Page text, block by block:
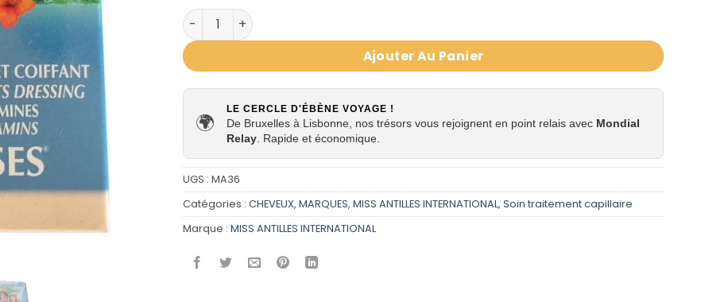
quantité de Ampoules Poussitresses Fluide capillaire rééquilibrant et coiffant MISS
Ajouter Au Panier
🌍
LE CERCLE D'ÉBÈNE VOYAGE !
De Bruxelles à Lisbonne, nos trésors vous rejoignent en point relais avec Mondial
Relay . Rapide et économique.
UGS : MA36
Catégories : CHEVEUX, MARQUES, MISS ANTILLES INTERNATIONAL, Soin traitement capillaire
Marque : MISS ANTILLES INTERNATIONAL